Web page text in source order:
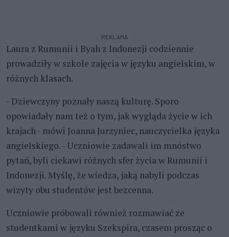
REKLAMA
Laura z Rumunii i Byah z Indonezji codziennie
prowadziły w szkole zajęcia w języku angielskim, w
różnych klasach.
- Dziewczyny poznały naszą kulturę. Sporo
opowiadały nam też o tym, jak wygląda życie w ich
krajach - mówi Joanna Jurzyniec, nauczycielka języka
angielskiego. - Uczniowie zadawali im mnóstwo
pytań, byli ciekawi różnych sfer życia w Rumunii i
Indonezji. Myślę, że wiedza, jaką nabyli podczas
wizyty obu studentów jest bezcenna.
Uczniowie próbowali również rozmawiać ze
studentkami w języku Szekspira, czasem prosząc o